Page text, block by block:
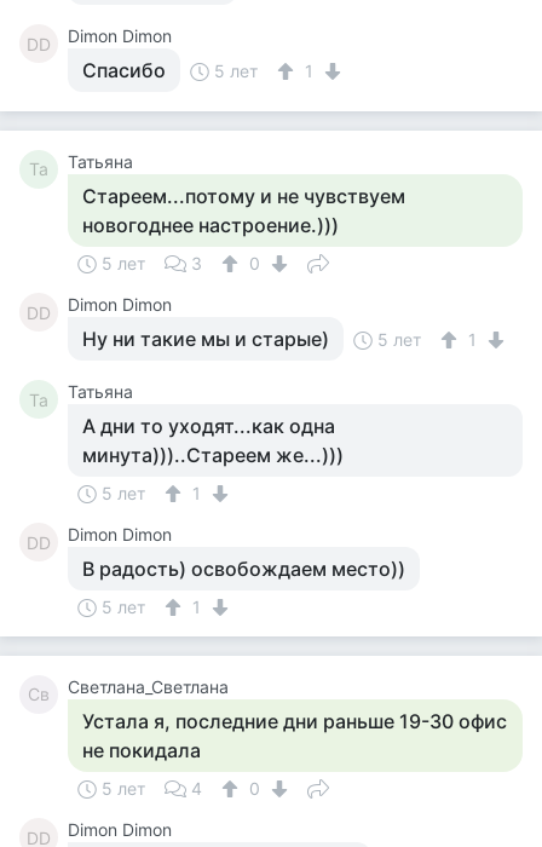
DD Dimon Dimon
Спасибо 5 лет 1
Та Татьяна
Стареем...потому и не чувствуем
новогоднее настроение.)))
5 лет 3 0
DD Dimon Dimon
Ну ни такие мы и старые) 5 лет 1
Та Татьяна
А дни то уходят...как одна
минута)))..Стареем же...)))
5 лет 1
DD Dimon Dimon
В радость) освобождаем место))
5 лет 1
Св Светлана_Светлана
Устала я, последние дни раньше 19-30 офис
не покидала
5 лет 4 0
DD Dimon Dimon